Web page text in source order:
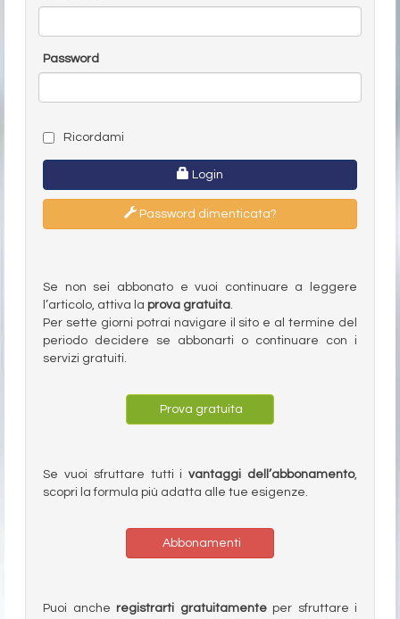
Password
Ricordami
Login
Password dimenticata?
Se non sei abbonato e vuoi continuare a leggere
l’articolo, attiva la prova gratuita.
Per sette giorni potrai navigare il sito e al termine del
periodo decidere se abbonarti o continuare con i
servizi gratuiti.
Prova gratuita
Se vuoi sfruttare tutti ivantaggi dell’abbonamento,
scopri la formula più adatta alle tue esigenze.
Abbonamenti
Puoi anche registrarti gratuitamenteper sfruttare i